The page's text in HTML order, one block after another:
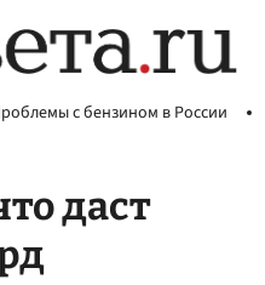
с бензином в России
даст